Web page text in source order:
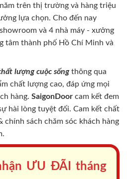
trên thị trường và hàng triệu
lựa chọn. Cho đến nay
và 4 nhà máy - xưởng
tâm thành phố Hồ Chí Minh và
lượng cuộc sốngthông qua
chất lượng cao, đáp ứng mọi
hàng. SaigonDoor cam kết đem
hài lòng tuyệt đối. Cam kết chất
chính sách chăm sóc khách hàng
ƯU ĐÃI tháng